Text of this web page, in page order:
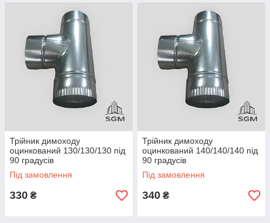
Трійник димоходу
оцинкований 130/130/130 під
90 градусів
Під замовлення
330 ₴
Трійник димоходу
оцинкований 140/140/140 під
90 градусів
Під замовлення
340 ₴